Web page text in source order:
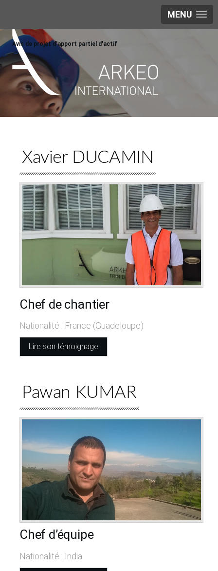
MENU
Avis de projet d'apport partiel d'actif
Xavier DUCAMIN
Chef de chantier
Nationalité : France (Guadeloupe)
Lire son témoignage
Pawan KUMAR
Chef d’équipe
Nationalité : India